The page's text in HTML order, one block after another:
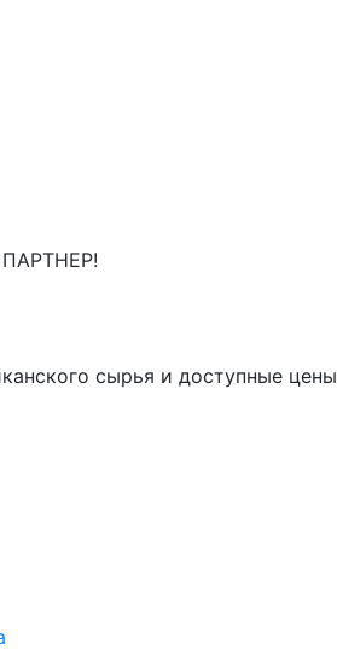
сырья и доступные цены